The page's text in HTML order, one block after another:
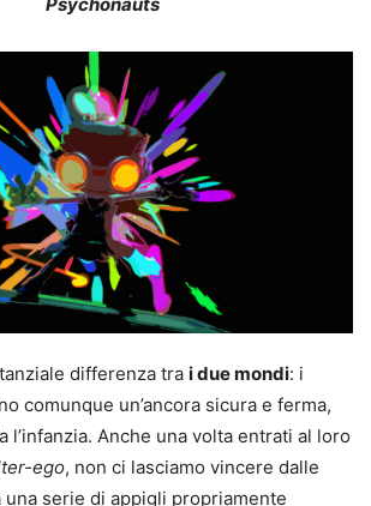
differenza tra i due mondi: i
comunque un’ancora sicura e ferma,
l’infanzia. Anche una volta entrati al loro
ego, non ci lasciamo vincere dalle
una serie di appigli propriamente